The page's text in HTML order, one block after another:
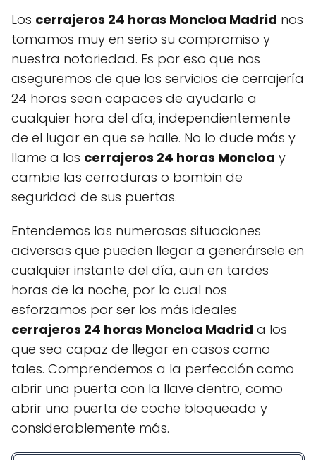
Los cerrajeros 24 horas Moncloa Madrid nos
tomamos muy en serio su compromiso y
nuestra notoriedad. Es por eso que nos
aseguremos de que los servicios de cerrajería
24 horas sean capaces de ayudarle a
cualquier hora del día, independientemente
de el lugar en que se halle. No lo dude más y
llame a los cerrajeros 24 horas Moncloa y
cambie las cerraduras o bombin de
seguridad de sus puertas.
Entendemos las numerosas situaciones
adversas que pueden llegar a generársele en
cualquier instante del día, aun en tardes
horas de la noche, por lo cual nos
esforzamos por ser los más ideales
cerrajeros 24 horas Moncloa Madrid a los
que sea capaz de llegar en casos como
tales. Comprendemos a la perfección como
abrir una puerta con la llave dentro, como
abrir una puerta de coche bloqueada y
considerablemente más.